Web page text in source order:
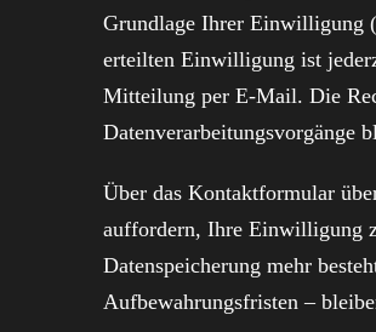
Grundlage Ihrer Einwilligung
erteilten Einwilligung ist
Mitteilung per E-Mail. Die
Datenverarbeitungsvorgänge
Über das Kontaktformular
auffordern, Ihre Einwilligung
Datenspeicherung mehr
Aufbewahrungsfristen –